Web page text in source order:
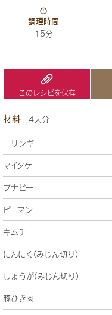
調理時間
15分
このレシピを保存
材料 4人分
エリンギ
マイタケ
ブナピー
ピーマン
キムチ
にんにく(みじん切り)
しょうが(みじん切り)
豚ひき肉